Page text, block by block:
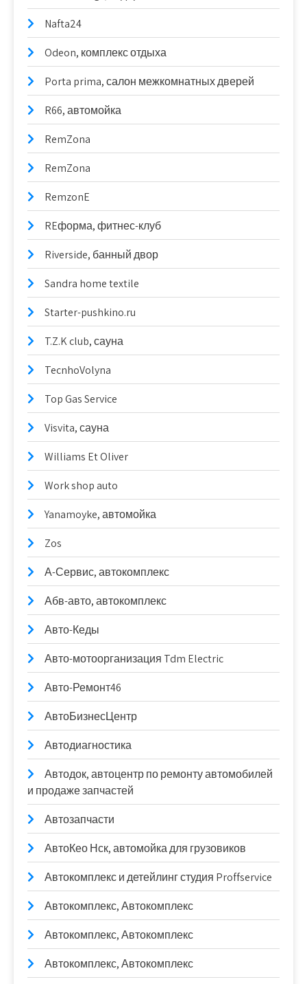
Nafta24
Odeon, комплекс отдыха
Porta prima, салон межкомнатных дверей
R66, автомойка
RemZona
RemZona
RemzonE
REформа, фитнес-клуб
Riverside, банный двор
Sandra home textile
Starter-pushkino.ru
T.Z.K club, сауна
TecnhoVolyna
Top Gas Service
Visvita, сауна
Williams Et Oliver
Work shop auto
Yanamoyke, автомойка
Zos
А-Сервис, автокомплекс
Абв-авто, автокомплекс
Авто-Кеды
Авто-мотоорганизация Tdm Electric
Авто-Ремонт46
АвтоБизнесЦентр
Автодиагностика
Автодок, автоцентр по ремонту автомобилей
и продаже запчастей
Автозапчасти
АвтоКео Нск, автомойка для грузовиков
Автокомплекс и детейлинг студия Proffservice
Автокомплекс, Автокомплекс
Автокомплекс, Автокомплекс
Автокомплекс, Автокомплекс